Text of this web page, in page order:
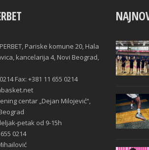
Pariske komune 20, Hala
kancelarija 4, Novi Beograd,
Fax: +381 11 655 0214
centar „Dejan Milojević“,
petak od 9-15h
0214